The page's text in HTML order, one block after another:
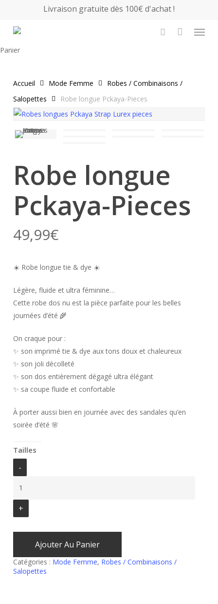
main
Livraison gratuite dès 100€ d'achat !
Menu
PanierClose
Accueil Mode Femme
Robes / Combinaisons /
Salopettes
Robe longue Pckaya-Pieces
Robe longue
Pckaya-Pieces
49,99€
☀️ Robe longue tie & dye ☀️
Légère, fluide et ultra féminine…
Cette robe dos nu est la pièce parfaite pour les belles
journées d’été 🌾
On craque pour :
✨ son imprimé tie & dye aux tons doux et chaleureux
✨ son joli décolleté
✨ son dos entièrement dégagé ultra élégant
✨ sa coupe fluide et confortable
À porter aussi bien en journée avec des sandales qu’en
soirée d’été 🌸
Tailles
Ajouter Au Panier
Catégories : Mode Femme, Robes / Combinaisons /
Salopettes